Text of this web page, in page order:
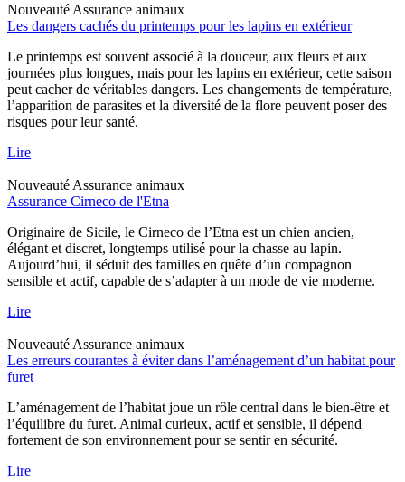
Nouveauté Assurance animaux
Les dangers cachés du printemps pour les lapins en extérieur
Le printemps est souvent associé à la douceur, aux fleurs et aux
journées plus longues, mais pour les lapins en extérieur, cette saison
peut cacher de véritables dangers. Les changements de température,
l’apparition de parasites et la diversité de la flore peuvent poser des
risques pour leur santé.
Lire
Nouveauté Assurance animaux
Assurance Cirneco de l'Etna
Originaire de Sicile, le Cirneco de l’Etna est un chien ancien,
élégant et discret, longtemps utilisé pour la chasse au lapin.
Aujourd’hui, il séduit des familles en quête d’un compagnon
sensible et actif, capable de s’adapter à un mode de vie moderne.
Lire
Nouveauté Assurance animaux
Les erreurs courantes à éviter dans l’aménagement d’un habitat pour
furet
L’aménagement de l’habitat joue un rôle central dans le bien-être et
l’équilibre du furet. Animal curieux, actif et sensible, il dépend
fortement de son environnement pour se sentir en sécurité.
Lire